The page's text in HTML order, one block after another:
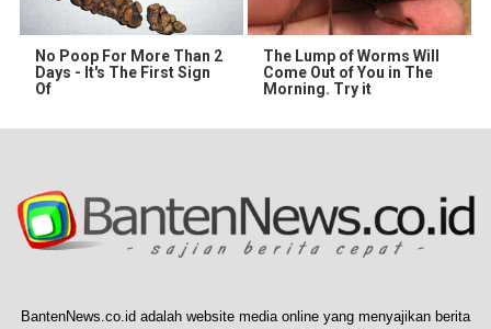
No Poop For More Than 2
Days - It's The First Sign
Of
The Lump of Worms Will
Come Out of You in The
Morning. Try it
BantenNews.co.id adalah website media online yang menyajikan berita